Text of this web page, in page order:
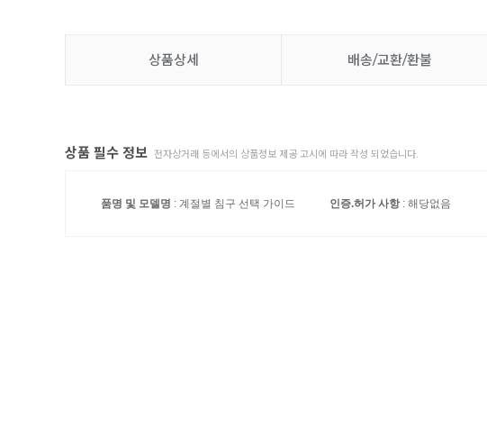
상품상세 배송/교환/환불
상품 필수 정보 전자상거래 등에서의 상품정보 제공 고시에 따라 작성 되었습니다.
품명 및 모델명 : 계절별 침구 선택 가이드 인증.허가 사항: 해당없음